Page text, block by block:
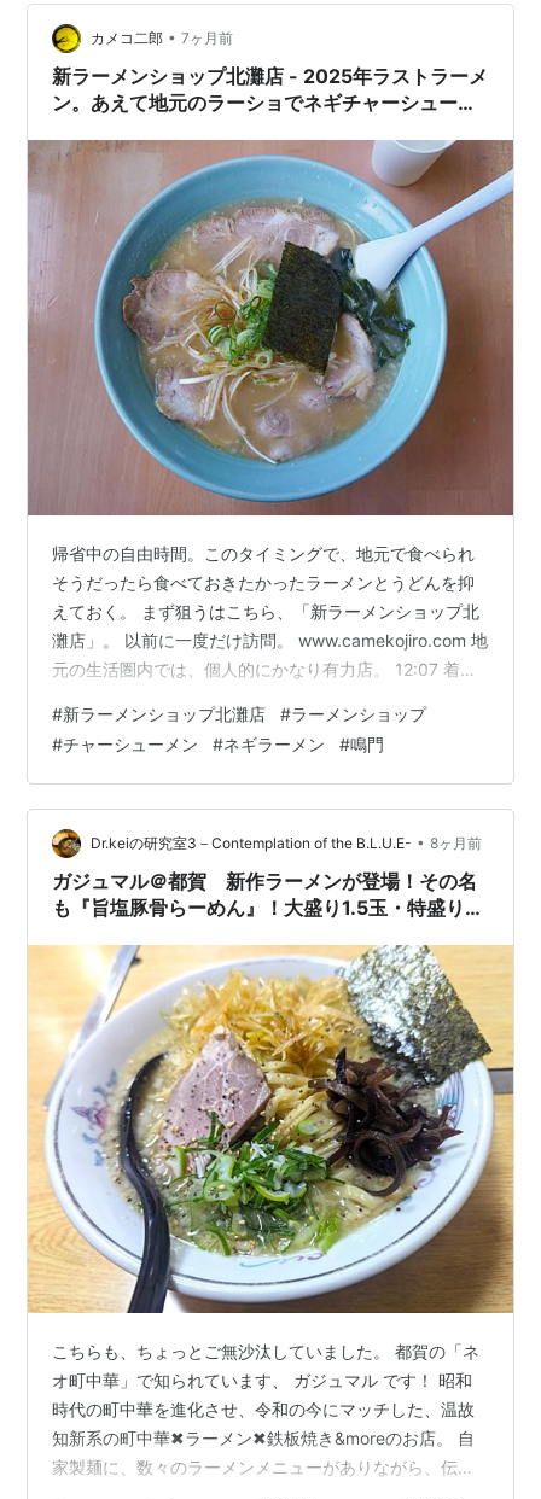
のようですね。 torawriter.hatenadiary.jp 「羅亜〜麺 加
藤屋」といえば、ホ…
カメコ二郎 • 7ヶ月前
新ラーメンショップ北灘店 - 2025年ラストラーメ
ン。あえて地元のラーショでネギチャーシューを
感がすぐに消失。カタメ麺はハリのあるワイヤー
仕様。チャーシューは程良く柔らか脂質で嬉しい
ボリューム。ワカメと海苔は潮ラーメン的旨み底
上げ要素として名脇役。
帰省中の自由時間。このタイミングで、地元で食べられ
そうだったら食べておきたかったラーメンとうどんを抑
えておく。 まず狙うはこちら、「新ラーメンショップ北
灘店」。 以前に一度だけ訪問。 www.camekojiro.com 地
元の生活圏内では、個人的にかなり有力店。 12:07 着。
くて良い感じ。 この日は大晦日だったので、通常営業と
は違った形も懸念していたが、ライダーの大群が確認で
きた時点で、とりあえず営業確認良し。 しかし同時に、
混んでいないかどうかの心配が。 店内へ。 意外と空席あ
り。まぁ集団が退店したばかりの可能性も考えられるの
で、そう…
#新ラーメンショップ北灘店 #ラーメンショップ
#チャーシューメン #ネギラーメン #鳴門
Dr.keiの研究室3－Contemplation of the B.L.U.E- • 8ヶ月前
ガジュマル＠都賀 新作ラーメンが登場！その名
も『旨塩豚骨らーめん』！大盛り1.5玉・特盛り2
こちらも、ちょっとご無沙汰していました。 都賀の「ネ
オ町中華」で知られています、 ガジュマル です！ 昭和
時代の町中華を進化させ、令和の今にマッチした、温故
知新系の町中華✖ラーメン✖鉄板焼き&moreのお店。 自
家製麺に、数々のラーメンメニューがありながら、伝統